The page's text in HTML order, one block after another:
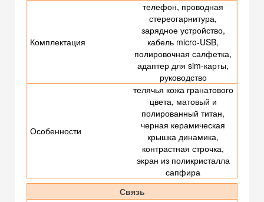
Комплектация
телефон, проводная
стереогарнитура,
зарядное устройство,
кабель micro-USB,
полировочная салфетка,
адаптер для sim-карты,
руководство
Особенности
телячья кожа гранатового
цвета, матовый и
полированный титан,
черная керамическая
крышка динамика,
контрастная строчка,
экран из поликристалла
сапфира
Связь